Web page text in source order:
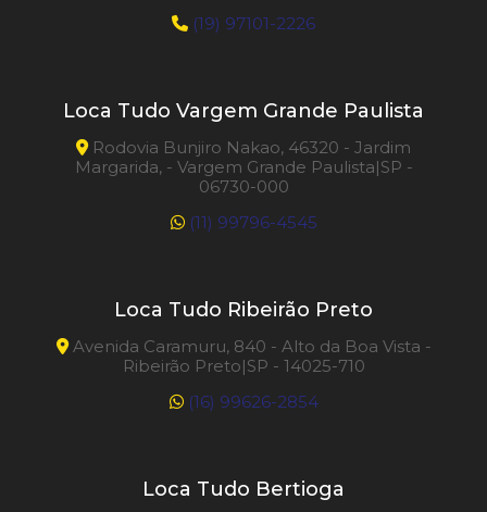
(19) 97101-2226
Loca Tudo Vargem Grande Paulista
Rodovia Bunjiro Nakao, 46320 - Jardim
Margarida, - Vargem Grande Paulista|SP -
06730-000
(11) 99796-4545
Loca Tudo Ribeirão Preto
Avenida Caramuru, 840 - Alto da Boa Vista -
Ribeirão Preto|SP - 14025-710
(16) 99626-2854
Loca Tudo Bertioga